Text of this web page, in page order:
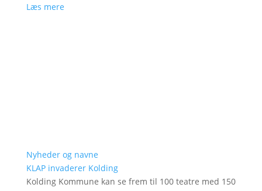
Læs mere
Nyheder og navne
KLAP invaderer Kolding
Kolding Kommune kan se frem til 100 teatre med 150